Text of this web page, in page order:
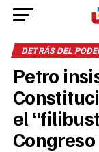
DETRÁS DEL
Petro
el
Congreso